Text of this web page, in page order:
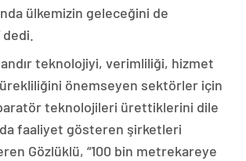
ülkemizin geleceğini de
teknolojiyi, verimliliği, hizmet
önemseyen sektörler için
teknolojileri ürettiklerini dile
faaliyet gösteren şirketleri
Gözlüklü, “100 bin metrekareye